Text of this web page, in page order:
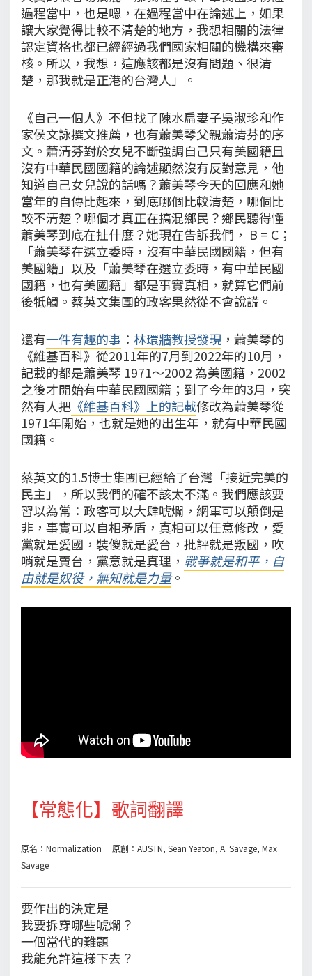
過程當中，也是嗯，在過程當中在論述上，如果
讓大家覺得比較不清楚的地方，我想相關的法律
認定資格也都已經經過我們國家相關的機構來審
核。所以，我想，這應該都是沒有問題、很清
楚，那我就是正港的台灣人」。
《自己一個人》不但找了陳水扁妻子吳淑珍和作
家侯文詠撰文推薦，也有蕭美琴父親蕭清芬的序
文。蕭清芬對於女兒不斷強調自己只有美國籍且
沒有中華民國國籍的論述顯然沒有反對意見，他
知道自己女兒說的話嗎？蕭美琴今天的回應和她
當年的自傳比起來，到底哪個比較清楚，哪個比
較不清楚？哪個才真正在搞混鄉民？鄉民聽得懂
蕭美琴到底在扯什麼？她現在告訴我們， B = C；
「蕭美琴在選立委時，沒有中華民國國籍，但有
美國籍」以及「蕭美琴在選立委時，有中華民國
國籍，也有美國籍」都是事實真相，就算它們前
後牴觸。蔡英文集團的政客果然從不會說謊。
還有一件有趣的事 ： 林環牆教授發現 ，蕭美琴的
《維基百科》從2011年的7月到2022年的10月，
記載的都是蕭美琴 1971～2002 為美國籍，2002
之後才開始有中華民國國籍；到了今年的3月，突
然有人把 《維基百科》上的記載修改為蕭美琴從
1971年開始，也就是她的出生年，就有中華民國
國籍。
蔡英文的1.5博士集團已經給了台灣「接近完美的
民主」，所以我們的確不該太不滿。我們應該要
習以為常：政客可以大肆唬爛，網軍可以顛倒是
非，事實可以自相矛盾，真相可以任意修改，愛
黨就是愛國，裝傻就是愛台，批評就是叛國，吹
哨就是賣台，黨意就是真理， 戰爭就是和平，自
由就是奴役，無知就是力量。
【常態化】歌詞翻譯
原名：Normalization 原創：AUSTN, Sean Yeaton, A. Savage, Max
Savage
要作出的決定是
我要拆穿哪些唬爛？
一個當代的難題
我能允許這樣下去？